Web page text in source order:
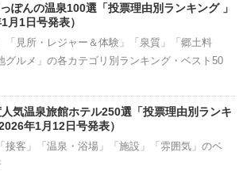
ぽんの温泉100選「投票理由別ランキング 」
1月1日号発表）
「見所・レジャー＆体験」「泉質」「郷土料
グルメ」の各カテゴリ別ランキング・ベスト50
気温泉旅館ホテル250選「投票理由別ランキ
年1月12日号発表）
接客」「温泉・浴場」「施設」「雰囲気」のベ